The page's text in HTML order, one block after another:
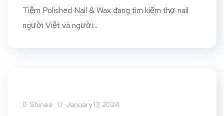
Tiệm Polished Nail & Wax đang tìm kiếm thợ nail
người Việt và người...
Shinee January 17, 2024